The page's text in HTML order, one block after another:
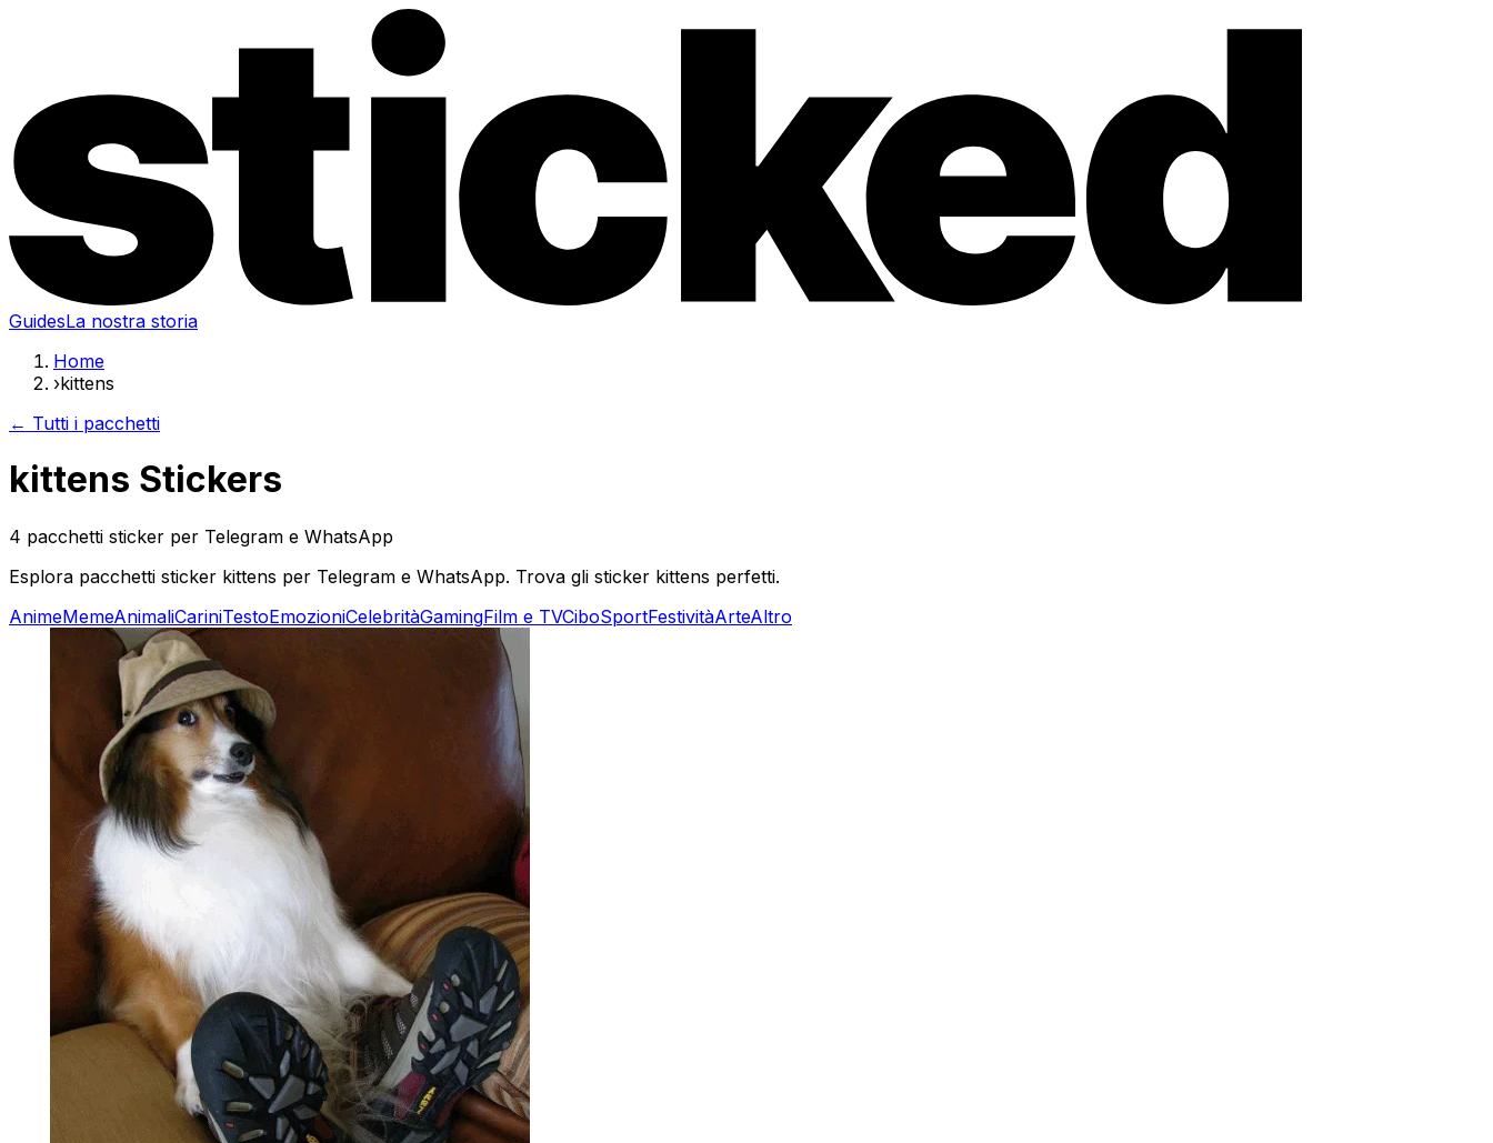
GuidesLa nostra storia
Home
›kittens
← Tutti i pacchetti
kittens Stickers
4 pacchetti sticker per Telegram e WhatsApp
Esplora pacchetti sticker kittens per Telegram e WhatsApp. Trova gli sticker kittens perfetti.
AnimeMemeAnimaliCariniTestoEmozioniCelebritàGamingFilm e TVCiboSportFestivitàArteAltro